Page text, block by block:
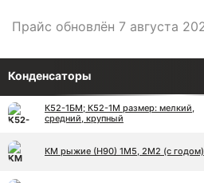
Прайс обновлён 7 августа
Конденсаторы
К52-1БМ; К52-1М размер: мелкий,
средний, крупный
КМ рыжие (Н90) 1М5, 2М2 (с годом)